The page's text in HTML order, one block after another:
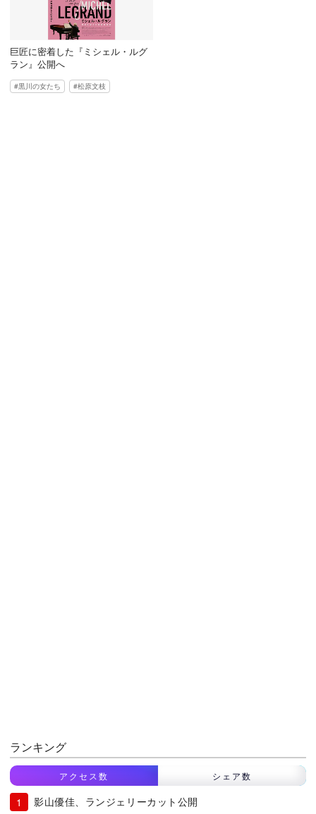
巨匠に密着した『ミシェル・ルグ
ラン』公開へ
黒川の女たち 松原文枝
ランキング
アクセス数 シェア数
影山優佳、ランジェリーカット公開